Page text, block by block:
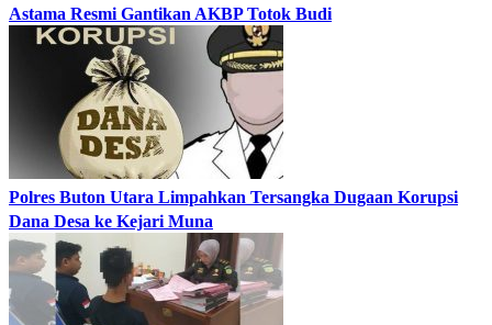
Astama Resmi Gantikan AKBP Totok Budi
Polres Buton Utara Limpahkan Tersangka Dugaan Korupsi
Dana Desa ke Kejari Muna